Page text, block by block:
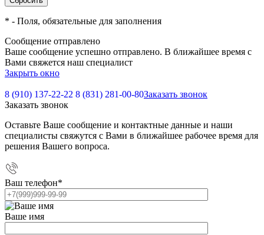
* - Поля, обязательные для заполнения
Сообщение отправлено
Ваше сообщение успешно отправлено. В ближайшее время с
Вами свяжется наш специалист
Закрыть окно
8 (910) 137-22-22 8 (831) 281-00-80Заказать звонок
Заказать звонок
Оставьте Ваше сообщение и контактные данные и наши
специалисты свяжутся с Вами в ближайшее рабочее время для
решения Вашего вопроса.
Ваш телефон*
Ваше имя